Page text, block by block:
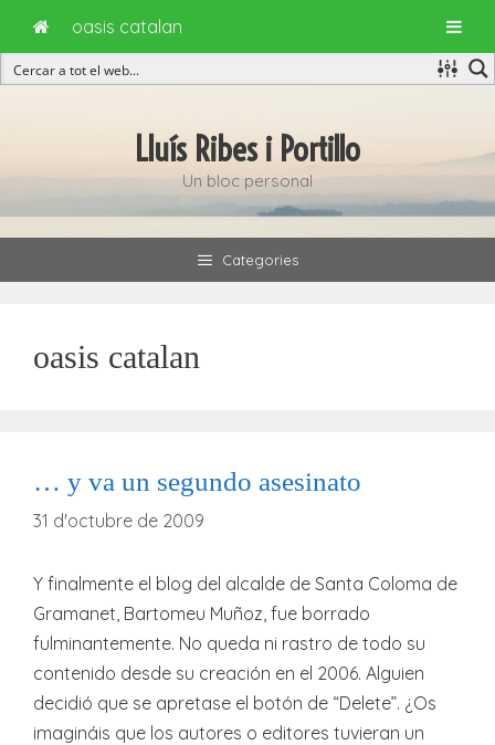
Lluís Ribes i Portillo
Un bloc personal
Categories
oasis catalan
… y va un segundo asesinato
31 d'octubre de 2009
Y finalmente el blog del alcalde de Santa Coloma de
Gramanet, Bartomeu Muñoz, fue borrado
fulminantemente. No queda ni rastro de todo su
contenido desde su creación en el 2006. Alguien
decidió que se apretase el botón de “Delete”. ¿Os
imagináis que los autores o editores tuvieran un
oasis catalan